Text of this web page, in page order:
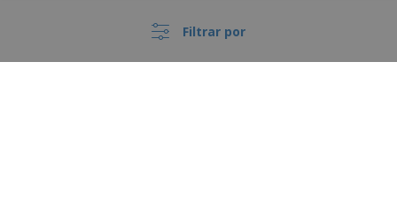
Filtrar por
Bola de praia insuflável